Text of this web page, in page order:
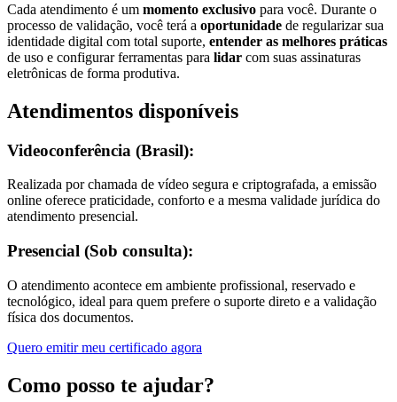
Cada atendimento é um momento exclusivo para você. Durante o
processo de validação, você terá a oportunidade de regularizar sua
identidade digital com total suporte, entender as melhores práticas
de uso e configurar ferramentas para lidar com suas assinaturas
eletrônicas de forma produtiva.
Atendimentos disponíveis
Videoconferência (Brasil):
Realizada por chamada de vídeo segura e criptografada, a emissão
online oferece praticidade, conforto e a mesma validade jurídica do
atendimento presencial.
Presencial (Sob consulta):
O atendimento acontece em ambiente profissional, reservado e
tecnológico, ideal para quem prefere o suporte direto e a validação
física dos documentos.
Quero emitir meu certificado agora
Como posso te ajudar?